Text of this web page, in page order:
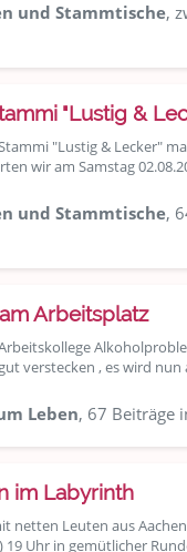
und Stammtische,
"Lustig &
"Lustig & Lecker"
wir am Samstag
und Stammtische,
Arbeitsplatz
verstecken , es wird
Leben, 67 Beiträge
im Labyrinth
netten Leuten aus
19 Uhr in gemütlicher